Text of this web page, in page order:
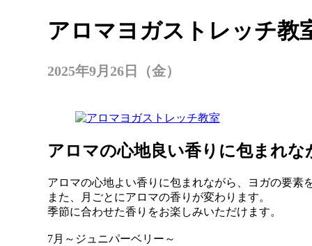
アロマヨガストレッチ教
2025年9月26日（金）
アロマの心地良い香りに包まれ
アロマの心地よい香りに包まれながら、ヨガの要
また、月ごとにアロマの香りが変わります。
季節に合わせた香りをお楽しみいただけます。
7月～ジュニパーベリー～